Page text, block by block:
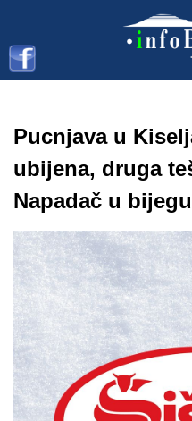
Pucnjava u
ubijena, druga
Napadač u bijegu